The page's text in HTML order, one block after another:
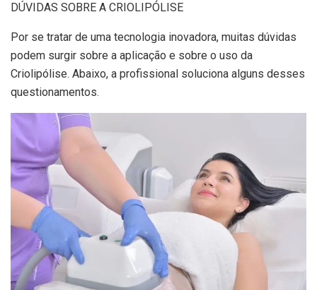
DÚVIDAS SOBRE A CRIOLIPÓLISE
Por se tratar de uma tecnologia inovadora, muitas dúvidas
podem surgir sobre a aplicação e sobre o uso da
Criolipólise. Abaixo, a profissional soluciona alguns desses
questionamentos.